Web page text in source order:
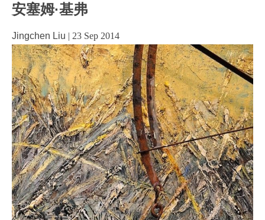
安塞姆·基弗
Jingchen Liu | 23 Sep 2014